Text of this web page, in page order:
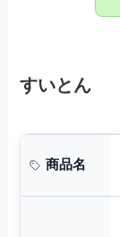
すいとん
商品名